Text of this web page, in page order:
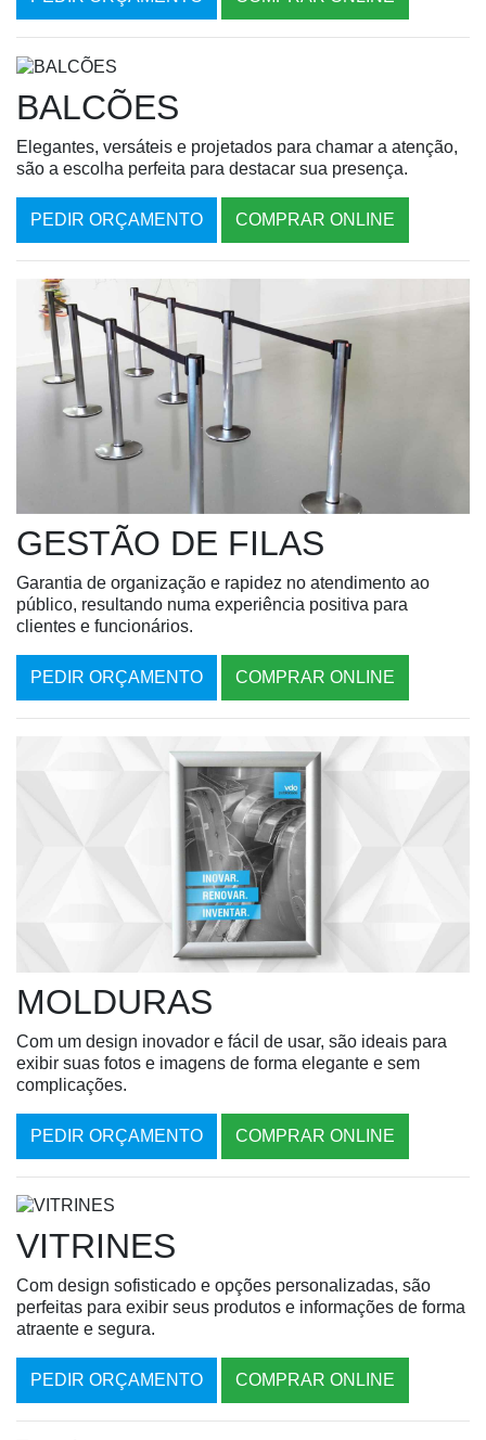
BALCÕES
Elegantes, versáteis e projetados para chamar a atenção,
são a escolha perfeita para destacar sua presença.
PEDIR ORÇAMENTO COMPRAR ONLINE
GESTÃO DE FILAS
Garantia de organização e rapidez no atendimento ao
público, resultando numa experiência positiva para
clientes e funcionários.
PEDIR ORÇAMENTO COMPRAR ONLINE
MOLDURAS
Com um design inovador e fácil de usar, são ideais para
exibir suas fotos e imagens de forma elegante e sem
complicações.
PEDIR ORÇAMENTO COMPRAR ONLINE
VITRINES
Com design sofisticado e opções personalizadas, são
perfeitas para exibir seus produtos e informações de forma
atraente e segura.
PEDIR ORÇAMENTO COMPRAR ONLINE